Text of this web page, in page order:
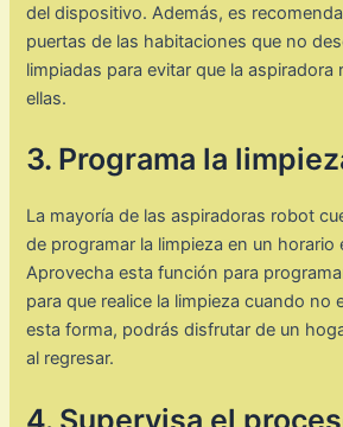
del dispositivo. Además, es
puertas de las habitaciones que no
limpiadas para evitar que la aspiradora
ellas.
3. Programa la
La mayoría de las aspiradoras robot
de programar la limpieza en un horario
Aprovecha esta función para
para que realice la limpieza cuando no
esta forma, podrás disfrutar de un
al regresar.
4. Supervisa el